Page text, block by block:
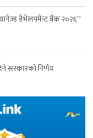
डेभेलपमेन्ट बैंक २०२६”
सरकारको निर्णय